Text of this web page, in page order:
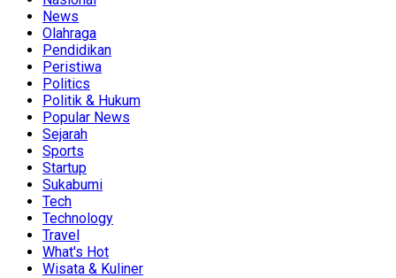
News
Olahraga
Pendidikan
Peristiwa
Politics
Politik & Hukum
Popular News
Sejarah
Sports
Startup
Sukabumi
Tech
Technology
Travel
What's Hot
Wisata & Kuliner